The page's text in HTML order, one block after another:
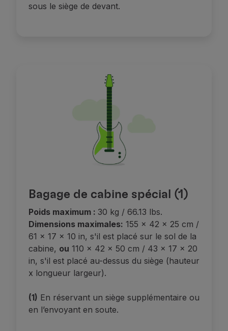
sous le siège de devant.
Bagage de cabine spécial (1)
Poids maximum : 30 kg / 66.13 lbs.
Dimensions maximales: 155 x 42 x 25 cm /
61 x 17 x 10 in, s'il est placé sur le sol de la
cabine, ou 110 x 42 x 50 cm / 43 x 17 x 20
in, s'il est placé au-dessus du siège (hauteur
x longueur largeur).
(1) En réservant un siège supplémentaire ou
en l’envoyant en soute.